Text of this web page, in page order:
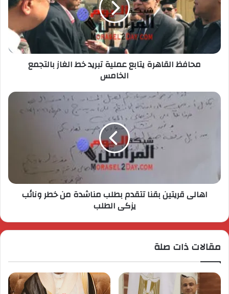
محافظ القاهرة يتابع عملية تبريد خط الغاز بالتجمع
الخامس
اهالى قريتين بقنا تتقدم بطلب مناشدة من خطر ونائب
يزكى الطلب
مقالات ذات صلة